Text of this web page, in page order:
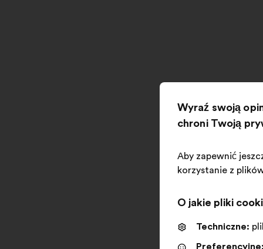
Wyraź swoją
chroni Twoją
Aby zapewnić
korzystanie z
O jakie pliki
Techniczne:
Preferencyjne: